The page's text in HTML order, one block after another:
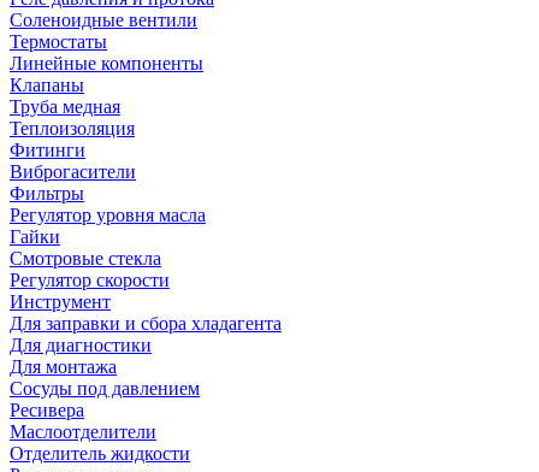
Соленоидные вентили
Термостаты
Линейные компоненты
Клапаны
Труба медная
Теплоизоляция
Фитинги
Виброгасители
Фильтры
Регулятор уровня масла
Гайки
Смотровые стекла
Регулятор скорости
Инструмент
Для заправки и сбора хладагента
Для диагностики
Для монтажа
Сосуды под давлением
Ресивера
Маслоотделители
Отделитель жидкости